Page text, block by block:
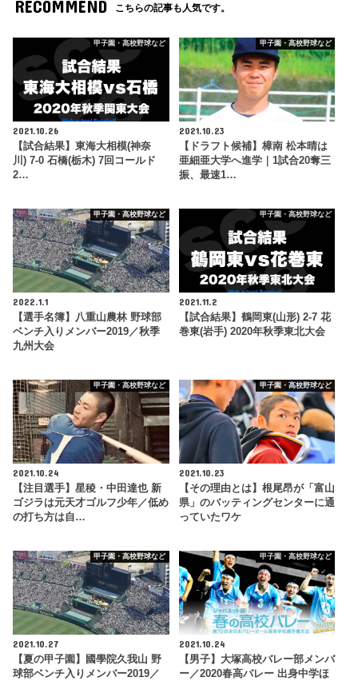
RECOMMEND こちらの記事も人気です。
甲子園・高校野球など
2021.10.26
【試合結果】東海大相模(神奈
川) 7-0 石橋(栃木) 7回コールド
2…
甲子園・高校野球など
2021.10.23
【ドラフト候補】樟南 松本晴は
亜細亜大学へ進学｜1試合20奪三
振、最速1…
甲子園・高校野球など
2022.1.1
【選手名簿】八重山農林 野球部
ベンチ入りメンバー2019／秋季
九州大会
甲子園・高校野球など
2021.11.2
【試合結果】鶴岡東(山形) 2-7 花
巻東(岩手) 2020年秋季東北大会
甲子園・高校野球など
2021.10.24
【注目選手】星稜・中田達也 新
ゴジラは元天才ゴルフ少年／低め
の打ち方は自…
甲子園・高校野球など
2021.10.23
【その理由とは】根尾昂が「富山
県」のバッティングセンターに通
っていたワケ
甲子園・高校野球など
2021.10.27
【夏の甲子園】國學院久我山 野
球部ベンチ入りメンバー2019／
甲子園・高校野球など
2021.10.24
【男子】大塚高校バレー部メンバ
ー／2020春高バレー 出身中学ほ